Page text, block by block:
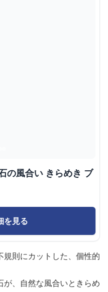
の風合い きらめき ブ
を見る
規則にカットした、個性的
、自然な風合いときらめ